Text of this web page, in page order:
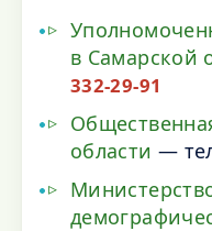
в Самарской
332-29-91
области —